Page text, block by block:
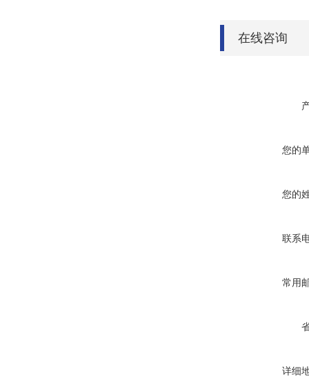
在线咨询
您的
您的
联系
常用
详细